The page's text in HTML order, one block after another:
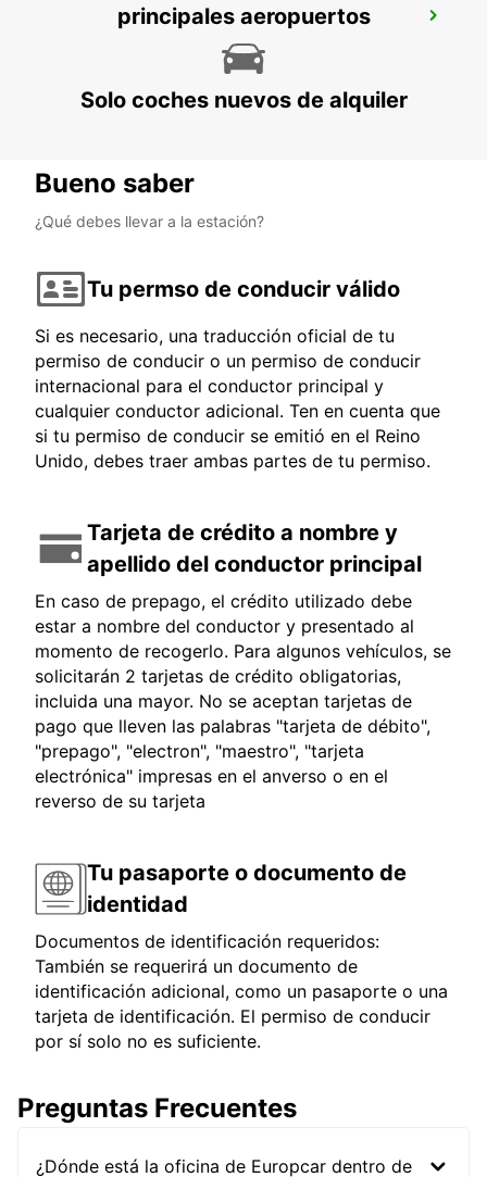
MAISONS-ALFORT
MAISONS ALFORT - FRANCE
principales aeropuertos
Solo coches nuevos de alquiler
Bueno saber
¿Qué debes llevar a la estación?
Tu permso de conducir válido
Si es necesario, una traducción oficial de tu
permiso de conducir o un permiso de conducir
internacional para el conductor principal y
cualquier conductor adicional. Ten en cuenta que
si tu permiso de conducir se emitió en el Reino
Unido, debes traer ambas partes de tu permiso.
Tarjeta de crédito a nombre y
apellido del conductor principal
En caso de prepago, el crédito utilizado debe
estar a nombre del conductor y presentado al
momento de recogerlo. Para algunos vehículos, se
solicitarán 2 tarjetas de crédito obligatorias,
incluida una mayor. No se aceptan tarjetas de
pago que lleven las palabras "tarjeta de débito",
"prepago", "electron", "maestro", "tarjeta
electrónica" impresas en el anverso o en el
reverso de su tarjeta
Tu pasaporte o documento de
identidad
Documentos de identificación requeridos:
También se requerirá un documento de
identificación adicional, como un pasaporte o una
tarjeta de identificación. El permiso de conducir
por sí solo no es suficiente.
Preguntas Frecuentes
¿Dónde está la oficina de Europcar dentro de